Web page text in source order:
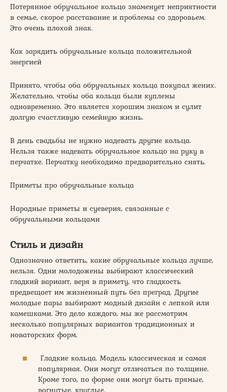
Потерянное обручальное кольцо знаменует неприятности
в семье, скорое расставание и проблемы со здоровьем.
Это очень плохой знак.
Как зарядить обручальные кольца положительной
энергией
Принято, чтобы оба обручальных кольца покупал жених.
Желательно, чтобы оба кольца были куплены
одновременно. Это является хорошим знаком и сулит
долгую счастливую семейную жизнь.
В день свадьбы не нужно надевать другие кольца.
Нельзя также надевать обручальное кольцо на руку в
перчатке. Перчатку необходимо предварительно снять.
Приметы про обручальные кольца
Народные приметы и суеверия, связанные с
обручальными кольцами
Стиль и дизайн
Однозначно ответить, какие обручальные кольца лучше,
нельзя. Одни молодожены выбирают классический
гладкий вариант, веря в примету, что гладкость
предвещает им жизненный путь без преград. Другие
молодые пары выбирают модный дизайн с лепкой или
камешками. Это дело каждого, мы же рассмотрим
несколько популярных вариантов традиционных и
новаторских форм.
Гладкие кольца. Модель классическая и самая
популярная. Они могут отличаться по толщине.
Кроме того, по форме они могут быть прямые,